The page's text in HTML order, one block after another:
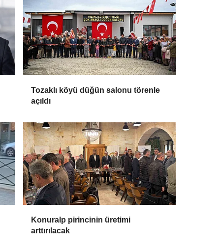
Tozaklı köyü düğün salonu törenle
açıldı
Konuralp pirincinin üretimi
arttırılacak